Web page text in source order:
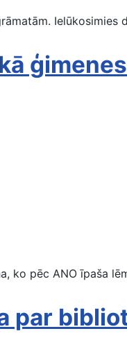
Ielūkosimies
pēc ANO īpaša
par